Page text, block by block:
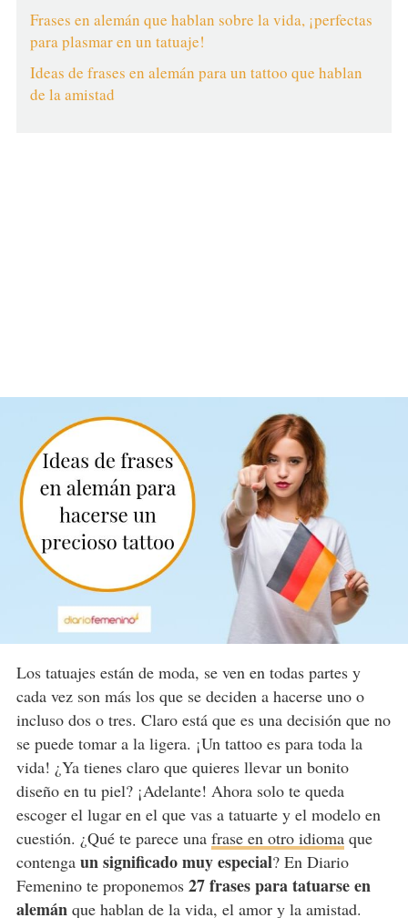
Frases en alemán que hablan sobre la vida, ¡perfectas
para plasmar en un tatuaje!
Ideas de frases en alemán para un tattoo que hablan
de la amistad
Los tatuajes están de moda, se ven en todas partes y
cada vez son más los que se deciden a hacerse uno o
incluso dos o tres. Claro está que es una decisión que no
se puede tomar a la ligera. ¡Un tattoo es para toda la
vida! ¿Ya tienes claro que quieres llevar un bonito
diseño en tu piel? ¡Adelante! Ahora solo te queda
escoger el lugar en el que vas a tatuarte y el modelo en
cuestión. ¿Qué te parece una frase en otro idiomaque
contenga un significado muy especial? En Diario
Femenino te proponemos 27 frases para tatuarse en
alemánque hablan de la vida, el amor y la amistad.